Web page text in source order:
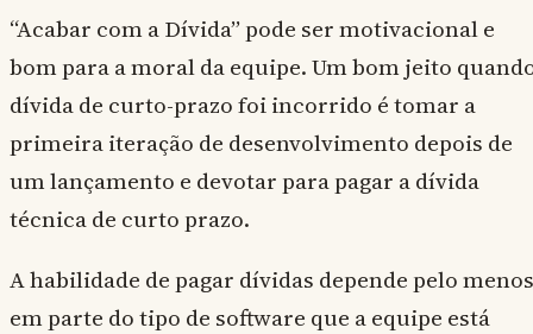
“Acabar com a Dívida” pode ser motivacional e
bom para a moral da equipe. Um bom jeito
dívida de curto-prazo foi incorrido é tomar a
primeira iteração de desenvolvimento depois de
um lançamento e devotar para pagar a dívida
técnica de curto prazo.
A habilidade de pagar dívidas depende pelo menos
em parte do tipo de software que a equipe está